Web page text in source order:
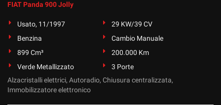
FIAT Panda 900 Jolly
Usato, 11/1997
29 KW/39 CV
Benzina
Cambio Manuale
899 Cm³
200.000 Km
Verde Metallizzato
3 Porte
Alzacristalli elettrici, Autoradio, Chiusura centralizzata,
Immobilizzatore elettronico